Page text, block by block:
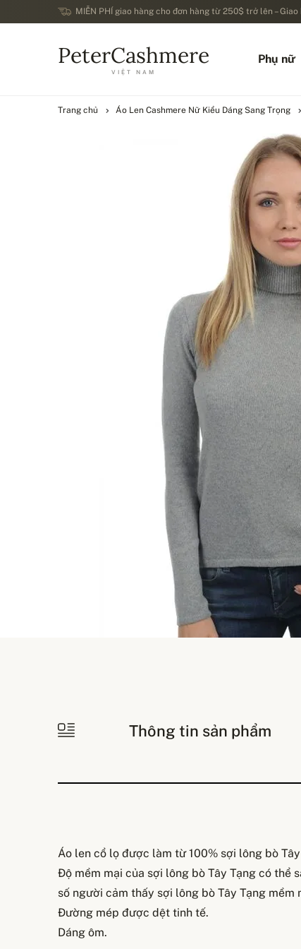
MIỄN PHÍ giao hàng cho đơn hàng từ 250$ trở lên –
PeterCashmere
VIỆT NAM
Phụ nữ
Trang chủ Áo Len Cashmere Nữ Kiểu Dáng Sang Trọng
Thông tin sản phẩm
Áo len cổ lọ được làm từ 100% sợi lông bò
Độ mềm mại của sợi lông bò Tây Tạng có thể
số người cảm thấy sợi lông bò Tây Tạng mềm
Đường mép được dệt tinh tế.
Dáng ôm.